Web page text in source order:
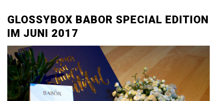
GLOSSYBOX BABOR SPECIAL EDITION
IM JUNI 2017